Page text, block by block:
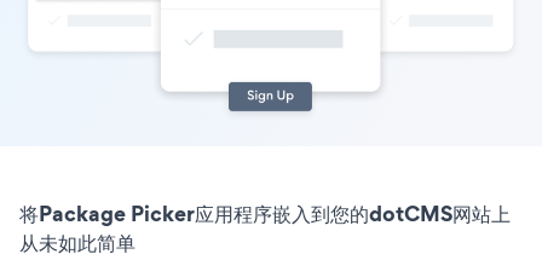
将Package Picker应用程序嵌入到您的dotCMS网站上
从未如此简单